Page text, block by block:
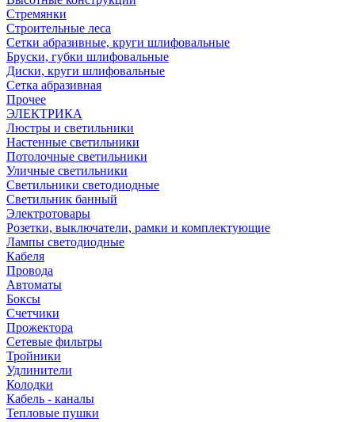
Стремянки
Строительные леса
Сетки абразивные, круги шлифовальные
Бруски, губки шлифовальные
Диски, круги шлифовальные
Сетка абразивная
Прочее
ЭЛЕКТРИКА
Люстры и светильники
Настенные светильники
Потолочные светильники
Уличные светильники
Светильники светодиодные
Светильник банный
Электротовары
Розетки, выключатели, рамки и комплектующие
Лампы светодиодные
Кабеля
Провода
Автоматы
Боксы
Счетчики
Прожектора
Сетевые фильтры
Тройники
Удлинители
Колодки
Кабель - каналы
Тепловые пушки